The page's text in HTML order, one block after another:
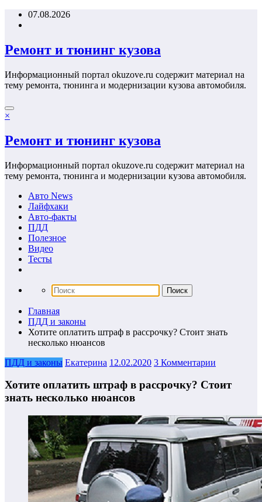
Перейти07.08.2026
Ремонт и тюнинг кузова
Информационный портал okuzove.ru содержит материал на
тему ремонта, тюнинга и модернизации кузова автомобиля.
×
Ремонт и тюнинг кузова
Информационный портал okuzove.ru содержит материал на
тему ремонта, тюнинга и модернизации кузова автомобиля.
Авто News
Лайфхаки
Авто-факты
ПДД
Полезное
Видео
Тесты
Главная
ПДД и законы
Хотите оплатить штраф в рассрочку? Стоит знать
несколько нюансов
ПДД и законы Екатерина 12.02.2020 3 Комментарии
Хотите оплатить штраф в рассрочку? Стоит
знать несколько нюансов